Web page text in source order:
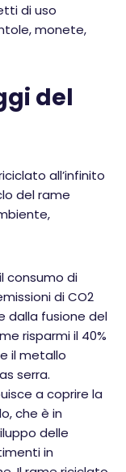
di uso
monete,
del
all’infinito
del rame
consumo di
di CO2
dalla fusione del
risparmi il 40%
il metallo
serra.
a coprire la
che è in
delle
in